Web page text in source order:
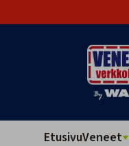
EtusivuVeneet